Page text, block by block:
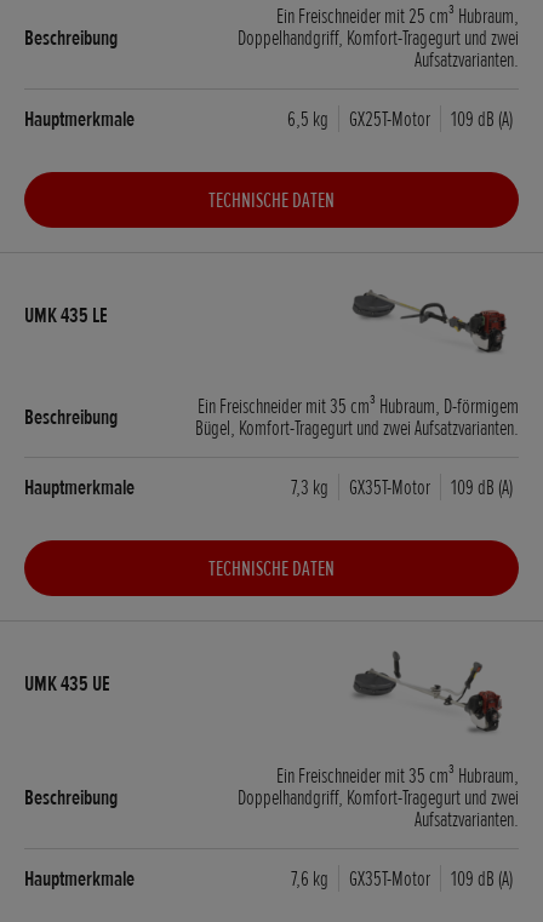
Ein Freischneider mit 25 cm³ Hubraum,
Doppelhandgriff, Komfort-Tragegurt und zwei
Aufsatzvarianten.
6,5 kg GX25T-Motor 109 dB (A)
TECHNISCHE DATEN
Ein Freischneider mit 35 cm³ Hubraum, D-förmigem
Bügel, Komfort-Tragegurt und zwei Aufsatzvarianten.
7,3 kg GX35T-Motor 109 dB (A)
TECHNISCHE DATEN
Ein Freischneider mit 35 cm³ Hubraum,
Doppelhandgriff, Komfort-Tragegurt und zwei
Aufsatzvarianten.
7,6 kg GX35T-Motor 109 dB (A)